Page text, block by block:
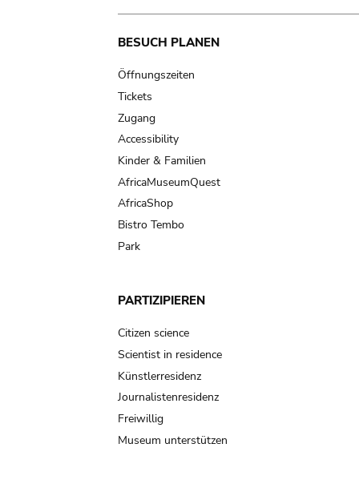
Main
navigation
BESUCH PLANEN
Öffnungszeiten
Tickets
Zugang
Accessibility
Kinder & Familien
AfricaMuseumQuest
AfricaShop
Bistro Tembo
Park
PARTIZIPIEREN
Citizen science
Scientist in residence
Künstlerresidenz
Journalistenresidenz
Freiwillig
Museum unterstützen